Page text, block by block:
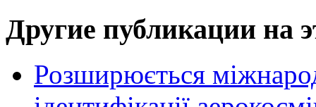
Другие публикации на
Розширюється